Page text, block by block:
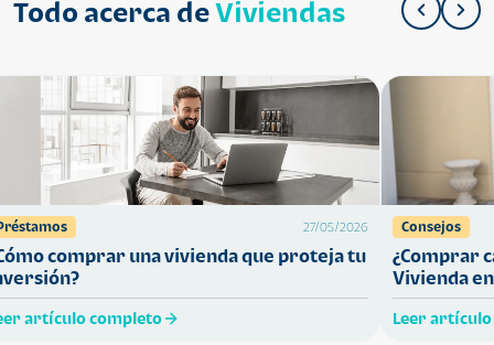
Todo acerca deViviendas
27/05/2026
comprar una vivienda que proteja tu
artículo completo
Consejos
¿Comprar
Vivienda
Leer